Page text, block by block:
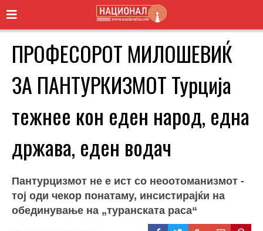
ПРОФЕСОРОТ МИЛОШЕВИЌ
ЗА ПАНТУРКИЗМОТ Турција
тежнее кон еден народ, една
држава, еден водач
Пантурцизмот не е ист со неоотоманизмот -
тој оди чекор понатаму, инсистирајќи на
обединување на „туранската раса“